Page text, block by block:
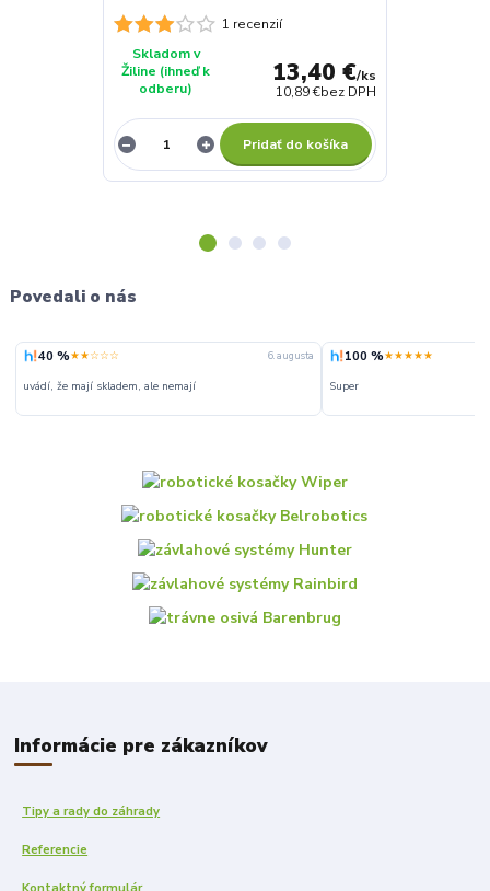
1 recenzií
13,40 €/ks
10,89 €bez DPH
Skladom v
Žiline (ihneď k
odberu)
Pridať do košíka
Povedali o nás
40 %★★☆☆☆ 6. augusta
uvádí, že mají skladem, ale nemají
100 %★★★★★
Super
Informácie pre zákazníkov
Tipy a rady do záhrady
Referencie